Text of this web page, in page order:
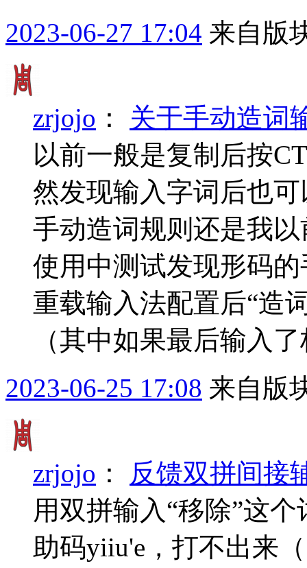
2023-06-27 17:04 来自版
zrjojo ： 关于手动造词
以前一般是复制后按
然发现输入字词后也
手动造词规则还是我
使用中测试发现形码
重载输入法配置后“造
（其中如果最后输入
2023-06-25 17:08 来自版
zrjojo ：
反馈双拼间接
用双拼输入“移除”这
助码yiiu'e，打不出来